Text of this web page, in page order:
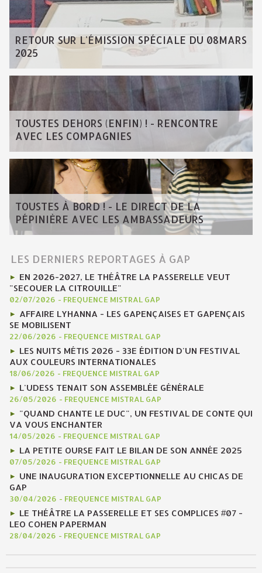
RETOUR SUR L'ÉMISSION SPÉCIALE DU 08MARS
2025
TOUSTES DEHORS (ENFIN) ! - RENCONTRE
AVEC LES COMPAGNIES
TOUSTES À BORD ! - LE DIRECT DE LA
PÉPINIÈRE AVEC LES AMBASSADEURS
LES DERNIERS REPORTAGES À GAP
EN 2026-2027, LE THÉÂTRE LA PASSERELLE VEUT
"SECOUER LA CITROUILLE"
02/07/2026 - FREQUENCE MISTRAL GAP
AFFAIRE LYHANNA - LES GAPENÇAISES ET GAPENÇAIS
SE MOBILISENT
22/06/2026 - FREQUENCE MISTRAL GAP
LES NUITS MÉTIS 2026 - 33E ÉDITION D'UN FESTIVAL
AUX COULEURS INTERNATIONALES
18/06/2026 - FREQUENCE MISTRAL GAP
L'UDESS TENAIT SON ASSEMBLÉE GÉNÉRALE
26/05/2026 - FREQUENCE MISTRAL GAP
"QUAND CHANTE LE DUC", UN FESTIVAL DE CONTE QUI
VA VOUS ENCHANTER
14/05/2026 - FREQUENCE MISTRAL GAP
LA PETITE OURSE FAIT LE BILAN DE SON ANNÉE 2025
07/05/2026 - FREQUENCE MISTRAL GAP
UNE INAUGURATION EXCEPTIONNELLE AU CHICAS DE
GAP
30/04/2026 - FREQUENCE MISTRAL GAP
LE THÉÂTRE LA PASSERELLE ET SES COMPLICES #07 -
LEO COHEN PAPERMAN
28/04/2026 - FREQUENCE MISTRAL GAP